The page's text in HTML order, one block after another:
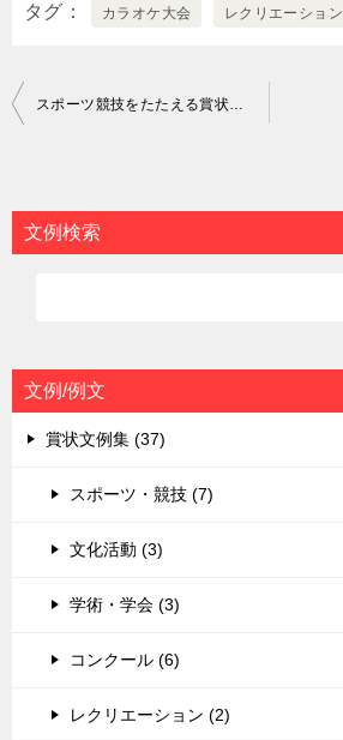
タグ カラオケ大会 レクリエーション
投
ビ
ゲ
ョ
ン
スポーツ競技をたたえる賞状の文例｜個人向け
文例検索
文例/例文
賞状文例集 (37)
スポーツ・競技 (7)
文化活動 (3)
学術・学会 (3)
コンクール (6)
レクリエーション (2)